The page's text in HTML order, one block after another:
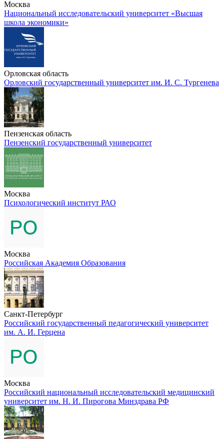
Москва
Национальный исследовательский университет «Высшая
школа экономики»
Орловская область
Орловский государственный университет им. И. С. Тургенева
Пензенская область
Пензенский государственный университет
Москва
Психологический институт РАО
Москва
Российская Академия Образования
Санкт-Петербург
Российский государственный педагогический университет
им. А. И. Герцена
Москва
Российский национальный исследовательский медицинский
университет им. Н. И. Пирогова Минздрава РФ